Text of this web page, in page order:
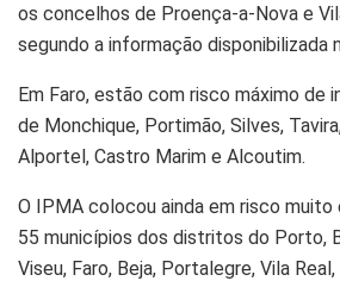
os concelhos de Proença-a-Nova e
segundo a informação disponibilizada
Em Faro, estão com risco máximo de
de Monchique, Portimão, Silves,
Alportel, Castro Marim e Alcoutim.
O IPMA colocou ainda em risco muito
55 municípios dos distritos do Porto,
Viseu, Faro, Beja, Portalegre, Vila